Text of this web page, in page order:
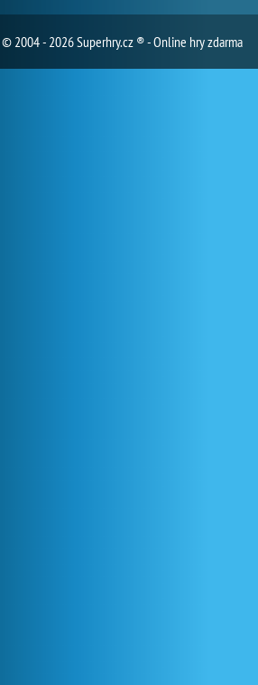
© 2004 - 2026 Superhry.cz ® - Online hry zdarma